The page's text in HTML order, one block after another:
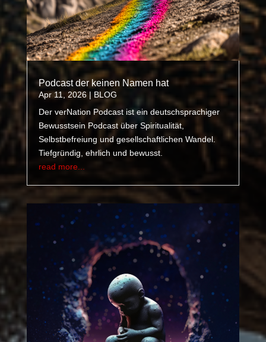
Podcast der keinen Namen hat
Apr 11, 2026| BLOG
Der verNation Podcast ist ein deutschsprachiger
Bewusstsein Podcast über Spiritualität,
Selbstbefreiung und gesellschaftlichen Wandel.
Tiefgründig, ehrlich und bewusst.
read more...